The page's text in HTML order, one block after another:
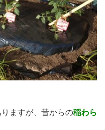
ますが、昔からの稲わら